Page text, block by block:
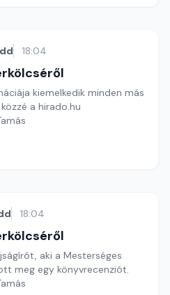
18:04
kiemelkedik minden más
a hirado.hu
18:04
aki a Mesterséges
meg egy könyvrecenziót.